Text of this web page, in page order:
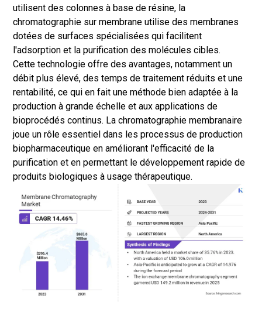
utilisent des colonnes à base de résine, la
chromatographie sur membrane utilise des membranes
dotées de surfaces spécialisées qui facilitent
l'adsorption et la purification des molécules cibles.
Cette technologie offre des avantages, notamment un
débit plus élevé, des temps de traitement réduits et une
rentabilité, ce qui en fait une méthode bien adaptée à la
production à grande échelle et aux applications de
bioprocédés continus. La chromatographie membranaire
joue un rôle essentiel dans les processus de production
biopharmaceutique en améliorant l'efficacité de la
purification et en permettant le développement rapide de
produits biologiques à usage thérapeutique.